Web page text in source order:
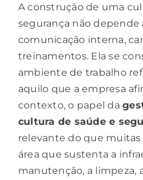
A construção de uma
segurança não depende
comunicação interna,
treinamentos. Ela se
ambiente de trabalho
aquilo que a empresa
contexto, o papel da
cultura de saúde e
relevante do que muitas
área que sustenta a
manutenção, a limpeza,